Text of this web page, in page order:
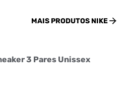
MAIS PRODUTOS NIKE
3 Pares Unissex